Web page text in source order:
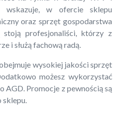
wskazuje, w ofercie sklepu
oraz sprzęt gospodarstwa
profesjonaliści, którzy z
i służą fachową radą.
wysokiej jakości sprzęt
możesz wykorzystać
AGD. Promocje z pewnością są